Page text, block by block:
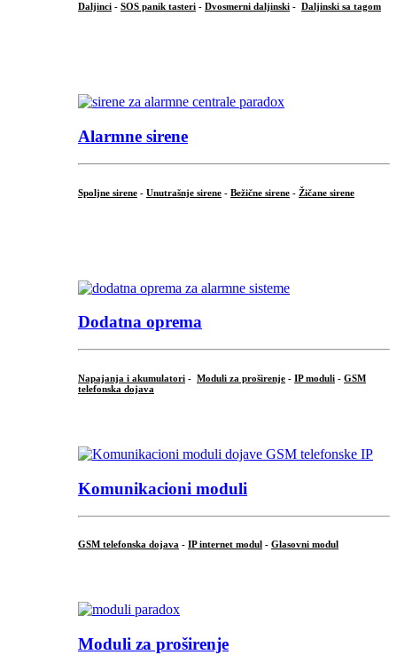
Daljinci - SOS panik tasteri - Dvosmerni daljinski - Daljinski sa tagom
Alarmne sirene
Spoljne sirene - Unutrašnje sirene - Bežične sirene - Žičane sirene
Dodatna oprema
Napajanja i akumulatori - Moduli za proširenje - IP moduli - GSM
telefonska dojava
Komunikacioni moduli
GSM telefonska dojava - IP internet modul - Glasovni modul
Moduli za proširenje